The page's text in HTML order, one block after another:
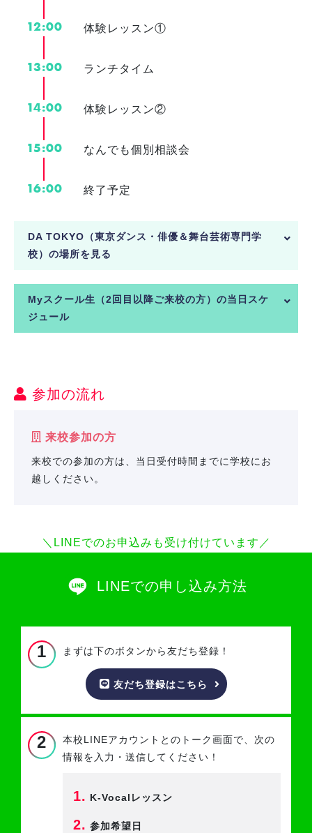
12:00 体験レッスン①
13:00 ランチタイム
14:00 体験レッスン②
15:00 なんでも個別相談会
16:00 終了予定
DA TOKYO（東京ダンス・俳優＆舞台芸術専門学
校）の場所を見る
Myスクール生（2回目以降ご来校の方）の当日スケ
ジュール
参加の流れ
来校参加の方
来校での参加の方は、当日受付時間までに学校にお
越しください。
＼LINEでのお申込みも受け付けています／
LINEでの申し込み方法
1 まずは下のボタンから友だち登録！
友だち登録はこちら
2 本校LINEアカウントとのトーク画面で、 次の
情報を入力・送信してください！
1. K-Vocalレッスン
2. 参加希望日